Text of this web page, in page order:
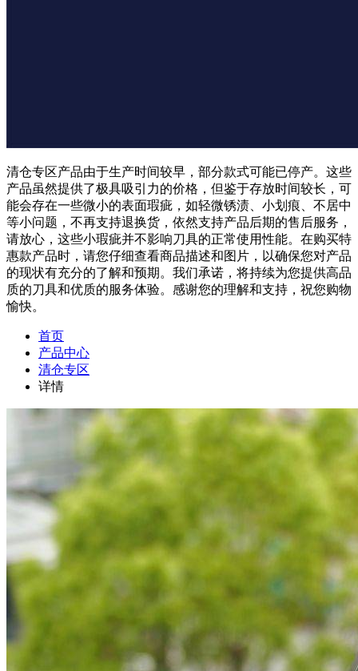
清仓专区产品由于生产时间较早，部分款式可能已停产。这些
产品虽然提供了极具吸引力的价格，但鉴于存放时间较长，可
能会存在一些微小的表面瑕疵，如轻微锈渍、小划痕、不居中
等小问题，不再支持退换货，依然支持产品后期的售后服务，
请放心，这些小瑕疵并不影响刀具的正常使用性能。在购买特
惠款产品时，请您仔细查看商品描述和图片，以确保您对产品
的现状有充分的了解和预期。我们承诺，将持续为您提供高品
质的刀具和优质的服务体验。感谢您的理解和支持，祝您购物
愉快。
首页
产品中心
清仓专区
详情